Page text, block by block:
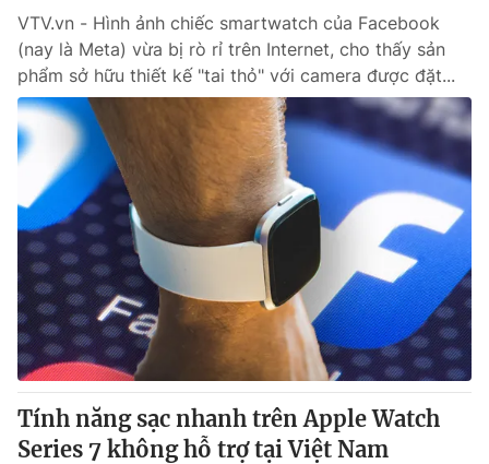
VTV.vn - Hình ảnh chiếc smartwatch của Facebook
(nay là Meta) vừa bị rò rỉ trên Internet, cho thấy sản
phẩm sở hữu thiết kế "tai thỏ" với camera được đặt...
Tính năng sạc nhanh trên Apple Watch
Series 7 không hỗ trợ tại Việt Nam